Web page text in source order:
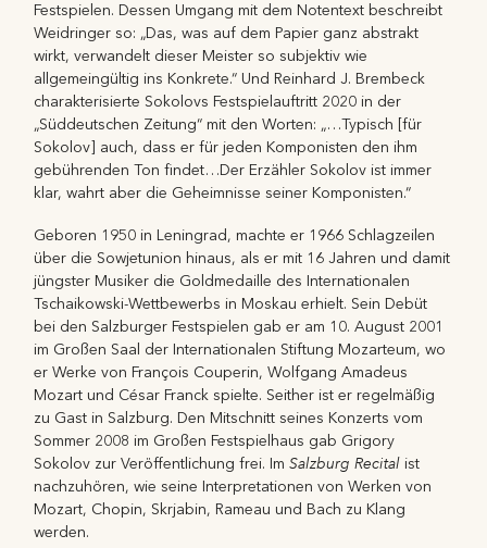
Sommer 2026
Pfingsten 2026
Abonnements
Karteninformation
Gutscheine
Festspielen. Dessen Umgang mit dem Notentext beschreibt
Weidringer so: „Das, was auf dem Papier ganz abstrakt
wirkt, verwandelt dieser Meister so subjektiv wie
allgemeingültig ins Konkrete.“ Und Reinhard J. Brembeck
charakterisierte Sokolovs Festspielauftritt 2020 in der
„Süddeutschen Zeitung“ mit den Worten: „…Typisch [für
Sokolov] auch, dass er für jeden Komponisten den ihm
gebührenden Ton findet…Der Erzähler Sokolov ist immer
klar, wahrt aber die Geheimnisse seiner Komponisten.“
Geboren 1950 in Leningrad, machte er 1966 Schlagzeilen
über die Sowjetunion hinaus, als er mit 16 Jahren und damit
jüngster Musiker die Goldmedaille des Internationalen
Tschaikowski-Wettbewerbs in Moskau erhielt. Sein Debüt
bei den Salzburger Festspielen gab er am 10. August 2001
im Großen Saal der Internationalen Stiftung Mozarteum, wo
er Werke von François Couperin, Wolfgang Amadeus
Mozart und César Franck spielte. Seither ist er regelmäßig
zu Gast in Salzburg. Den Mitschnitt seines Konzerts vom
Sommer 2008 im Großen Festspielhaus gab Grigory
Sokolov zur Veröffentlichung frei. ImSalzburg Recital ist
nachzuhören, wie seine Interpretationen von Werken von
Mozart, Chopin, Skrjabin, Rameau und Bach zu Klang
werden.